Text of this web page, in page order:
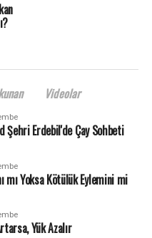
Videolar
Şehri Erdebil'de Çay Sohbeti
mı Yoksa Kötülük Eylemini mi
Yük Azalır